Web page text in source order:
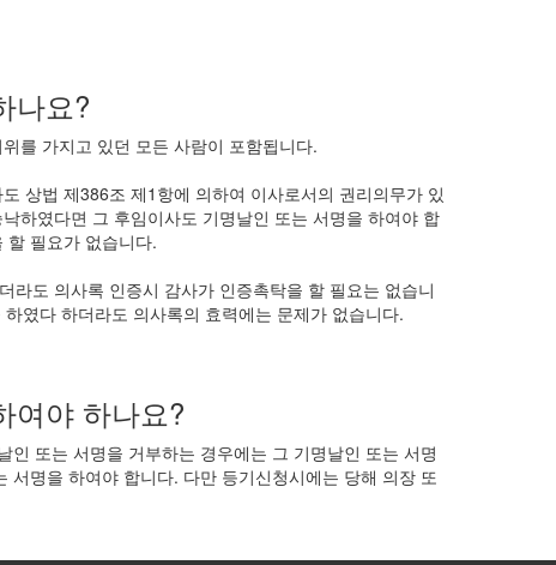
나요?
를 가지고 있던 모든 사람이 포함됩니다.
상법 제386조 제1항에 의하여 이사로서의 권리의무가 있
하였다면 그 후임이사도 기명날인 또는 서명을 하여야 합
할 필요가 없습니다.
라도 의사록 인증시 감사가 인증촉탁을 할 필요는 없습니
였다 하더라도 의사록의 효력에는 문제가 없습니다.
여야 하나요?
또는 서명을 거부하는 경우에는 그 기명날인 또는 서명
명을 하여야 합니다. 다만 등기신청시에는 당해 의장 또